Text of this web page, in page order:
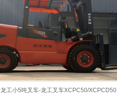
龙工小5吨叉车-龙工叉车XCPC50/XCPCD50